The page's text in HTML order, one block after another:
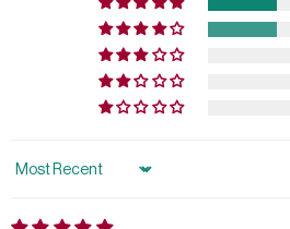
Sort by